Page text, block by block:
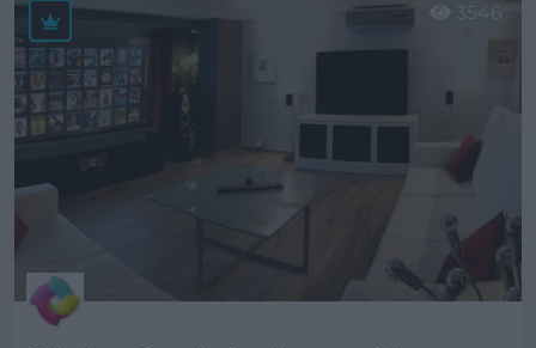
3546